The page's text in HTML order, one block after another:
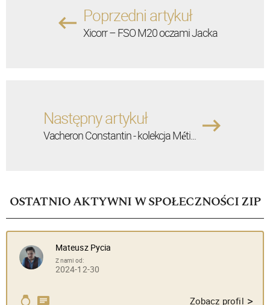
Poprzedni artykuł
Xicorr – FSO M20 oczami Jacka
Następny artykuł
Vacheron Constantin - kolekcja Méti...
OSTATNIO AKTYWNI W SPOŁECZNOŚCI ZIP
Mateusz Pycia
Z nami od:
2024-12-30
Zobacz profil >